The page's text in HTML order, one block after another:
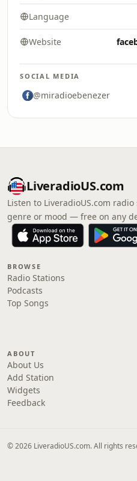
Language
Website
SOCIAL MEDIA
@miradioebenezer
LiveradioUS.com
Listen to LiveradioUS.com
genre or mood — free on any
BROWSE
Radio Stations
Podcasts
Top Songs
ABOUT
About Us
Add Station
Widgets
Feedback
© 2026 LiveradioUS.com. All rights